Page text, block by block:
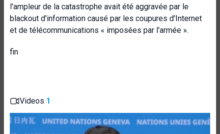
l'ampleur de la catastrophe avait été aggravée par le
blackout d'information causé par les coupures d'Internet
et de télécommunications « imposées par l'armée ».
fin
Videos 1